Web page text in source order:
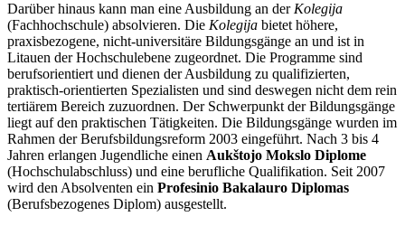
Darüber hinaus kann man eine Ausbildung an der Kolegija
(Fachhochschule) absolvieren. Die Kolegija bietet höhere,
praxisbezogene, nicht-universitäre Bildungsgänge an und ist in
Litauen der Hochschulebene zugeordnet. Die Programme sind
berufsorientiert und dienen der Ausbildung zu qualifizierten,
praktisch-orientierten Spezialisten und sind deswegen nicht dem rein
tertiärem Bereich zuzuordnen. Der Schwerpunkt der Bildungsgänge
liegt auf den praktischen Tätigkeiten. Die Bildungsgänge wurden im
Rahmen der Berufsbildungsreform 2003 eingeführt. Nach 3 bis 4
Jahren erlangen Jugendliche einen Aukštojo Mokslo Diplome
(Hochschulabschluss) und eine berufliche Qualifikation. Seit 2007
wird den Absolventen ein Profesinio Bakalauro Diplomas
(Berufsbezogenes Diplom) ausgestellt.